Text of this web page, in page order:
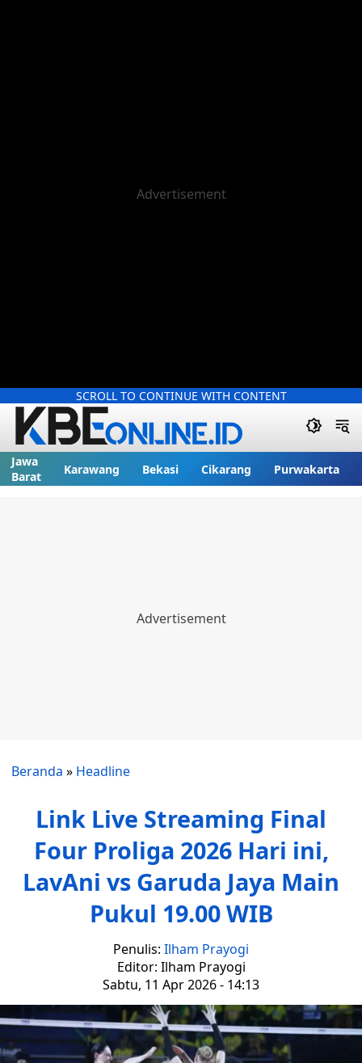
SCROLL TO CONTINUE WITH CONTENT
Jawa
Barat
Karawang Bekasi Cikarang Purwakarta
Beranda » Headline
Link Live Streaming Final
Four Proliga 2026 Hari ini,
LavAni vs Garuda Jaya Main
Pukul 19.00 WIB
Penulis: Ilham Prayogi
Editor: Ilham Prayogi
Sabtu, 11 Apr 2026 - 14:13